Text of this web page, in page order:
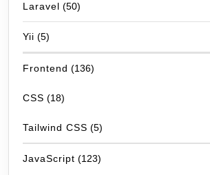
Laravel (50)
Yii (5)
Frontend (136)
CSS (18)
Tailwind CSS (5)
JavaScript (123)